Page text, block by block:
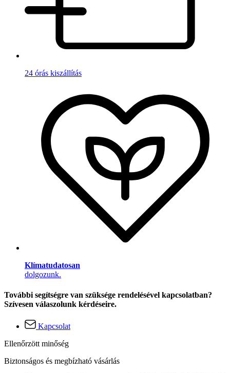
24 órás kiszállítás
Klímatudatosan
dolgozunk.
További segítségre van szüksége rendelésével kapcsolatban?
Szívesen válaszolunk kérdéseire.
Kapcsolat
Ellenőrzött minőség
Biztonságos és megbízható vásárlás